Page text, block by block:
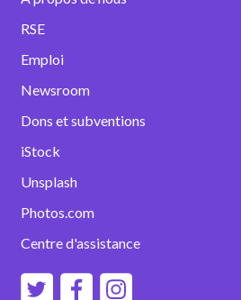
RSE
Emploi
Newsroom
Dons et subventions
iStock
Unsplash
Photos.com
Centre d'assistance